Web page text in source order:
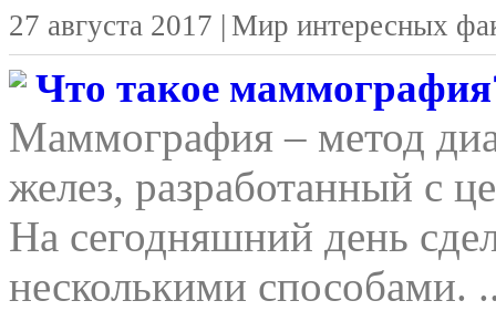
27 августа 2017 | Мир интересных
Что такое
Маммография – метод
желез, разработанный с
На сегодняшний день
несколькими способами.